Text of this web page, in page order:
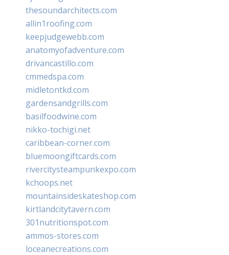
thesoundarchitects.com
allin1roofing.com
keepjudgewebb.com
anatomyofadventure.com
drivancastillo.com
cmmedspa.com
midletontkd.com
gardensandgrills.com
basilfoodwine.com
nikko-tochigi.net
caribbean-corner.com
bluemoongiftcards.com
rivercitysteampunkexpo.com
kchoops.net
mountainsideskateshop.com
kirtlandcitytavern.com
301nutritionspot.com
ammos-stores.com
loceanecreations.com